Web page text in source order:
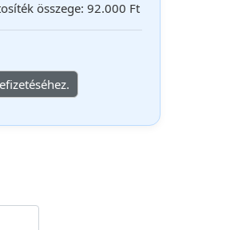
összege: 92.000 Ft